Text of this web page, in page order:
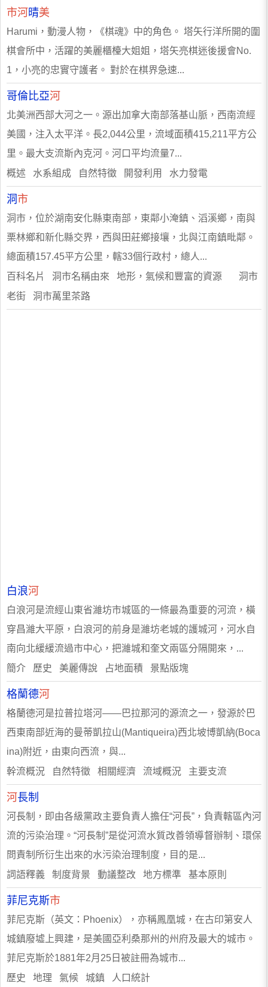
市河 晴美
Harumi，動漫人物，《棋魂》中的角色。 塔矢行洋所開的圍
棋會所中，活躍的美麗櫃檯大姐姐，塔矢亮棋迷後援會No.
1，小亮的忠實守護者。 對於在棋界急速...
哥倫比亞河
北美洲西部大河之一。源出加拿大南部落基山脈，西南流經
美國，注入太平洋。長2,044公里，流域面積415,211平方公
里。最大支流斯內克河。河口平均流量7...
概述 水系組成 自然特徵 開發利用 水力發電
洞 市
洞市，位於湖南安化縣東南部，東鄰小淹鎮、滔溪鄉，南與
栗林鄉和新化縣交界，西與田莊鄉接壤，北與江南鎮毗鄰。
總面積157.45平方公里，轄33個行政村，總人...
百科名片 洞市名稱由來 地形，氣候和豐富的資源 洞市
老街 洞市萬里茶路
白浪河
白浪河是流經山東省濰坊市城區的一條最為重要的河流，橫
穿昌濰大平原，白浪河的前身是濰坊老城的護城河，河水自
南向北緩緩流過市中心，把濰城和奎文兩區分隔開來，...
簡介 歷史 美麗傳說 占地面積 景點版塊
格蘭德河
格蘭德河是拉普拉塔河——巴拉那河的源流之一，發源於巴
西東南部近海的曼蒂凱拉山(Mantiqueira)西北坡博凱納(Boca
ina)附近，由東向西流，與...
幹流概況 自然特徵 相關經濟 流域概況 主要支流
河 長制
河長制，即由各級黨政主要負責人擔任“河長”，負責轄區內河
流的污染治理。“河長制”是從河流水質改善領導督辦制、環保
問責制所衍生出來的水污染治理制度，目的是...
詞語釋義 制度背景 動議整改 地方標準 基本原則
菲尼克斯市
菲尼克斯（英文：Phoenix），亦稱鳳凰城，在古印第安人
城鎮廢墟上興建，是美國亞利桑那州的州府及最大的城市。
菲尼克斯於1881年2月25日被註冊為城市...
歷史 地理 氣候 城鎮 人口統計